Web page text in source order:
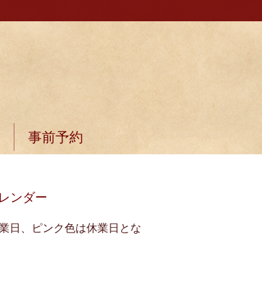
事前予約
ンダー
日、ピンク色は休業日とな